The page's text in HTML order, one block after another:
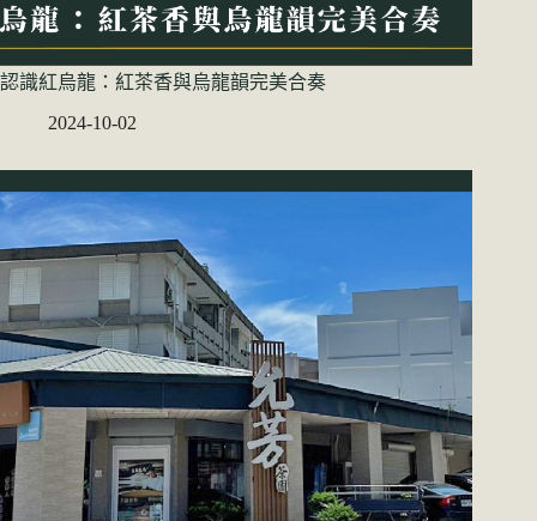
認識紅烏龍：紅茶香與烏龍韻完美合奏
2024-10-02